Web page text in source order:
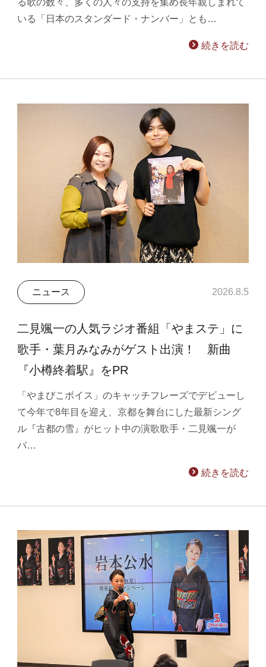
いる「日本のスタンダード・ナンバー」とも…
続きを読む
ニュース 2026.8.5
二見颯一の人気ラジオ番組「やまステ」に
歌手・葉月みなみがゲスト出演！ 新曲
『小樽終着駅』をPR
「やまびこボイス」のキャッチフレーズでデビューし
て今年で8年目を迎え、京都を舞台にした最新シング
ル『古都の雪』がヒット中の演歌歌手・二見颯一が
パ…
続きを読む